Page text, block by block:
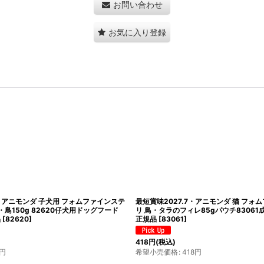
お問い合わせ
お気に入り登録
ニモンダ 子犬用 フォムファインステ
鳥150g 82620仔犬用ドッグフード
[82620]
最短賞味2027.7・アニモンダ 猫 フォ
リ 鳥・タラのフィレ85gパウチ83061
正規品 [83061]
418円(税込)
希望小売価格: 418円